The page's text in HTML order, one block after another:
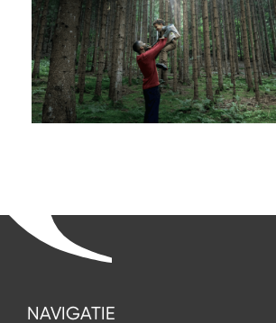
NAVIGATIE